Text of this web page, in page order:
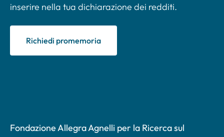
inserire nella tua dichiarazione dei redditi.
Richiedi promemoria
Fondazione Allegra Agnelli per la Ricerca sul